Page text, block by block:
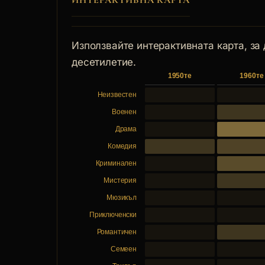
камера" на
Коканова".
Използвайте интерактивната карта,
десетилетие.
1950те 1960те
Неизвестен
Военен
Драма
Комедия
Криминален
Мистерия
Мюзикъл
Приключенски
Романтичен
Семеен